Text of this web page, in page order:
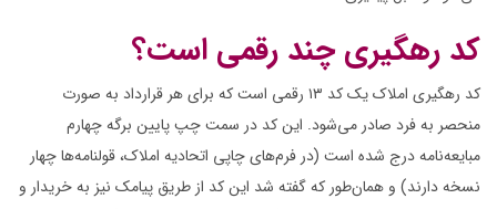
کد رهگیری چند رقمی است؟
کد رهگیری املاک یک کد ۱۳ رقمی است که برای هر قرارداد به صورت
منحصر به فرد صادر می‌شود. این کد در سمت چپ پایین برگه چهارم
مبایعه‌نامه درج شده است (در فرم‌های چاپی اتحادیه املاک، قولنامه‌ها چهار
نسخه دارند) و همان‌طور که گفته شد این کد از طریق پیامک نیز به خریدار و